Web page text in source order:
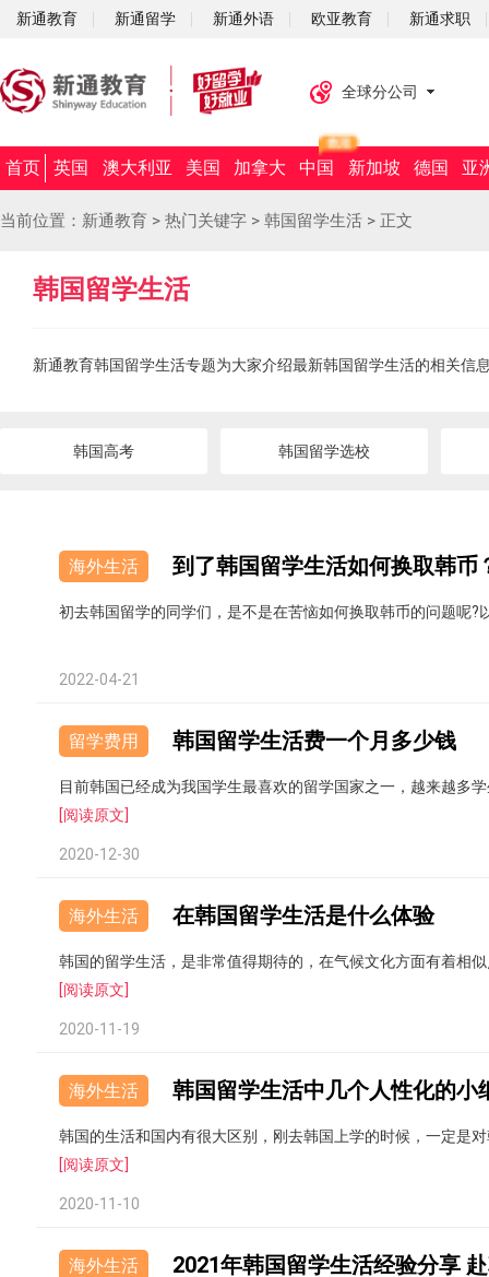
新通教育 新通留学 新通外语 欧亚教育 新通求职
全球分公司
首页 英国 澳大利亚 美国 加拿大 中国 新加坡 德国 亚
当前位置： 新通教育 > 热门关键字 > 韩国留学生活 > 正文
韩国留学生活
新通教育韩国留学生活专题为大家介绍最新韩国留学生活的相关
韩国高考 韩国留学选校
海外生活 到了韩国留学生活如何换取韩币
初去韩国留学的同学们，是不是在苦恼如何换取韩币的问题呢
2022-04-21
留学费用 韩国留学生活费一个月多少钱
目前韩国已经成为我国学生最喜欢的留学国家之一，越来越多
[阅读原文]
2020-12-30
海外生活 在韩国留学生活是什么体验
韩国的留学生活，是非常值得期待的，在气候文化方面有着相
[阅读原文]
2020-11-19
海外生活 韩国留学生活中几个人性化的小
韩国的生活和国内有很大区别，刚去韩国上学的时候，一定是
[阅读原文]
2020-11-10
海外生活